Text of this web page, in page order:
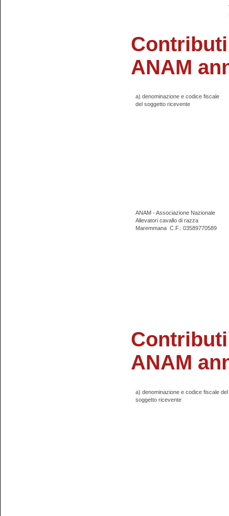
ANAM
a) denominazione e codice fiscale
del soggetto ricevente
ANAM - Associazione Nazionale
Allevatori cavallo di razza
Maremmana C.F.: 03589770589
ANAM
a) denominazione e codice fiscale del
soggetto ricevente